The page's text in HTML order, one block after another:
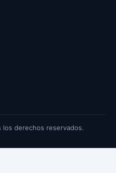
los derechos reservados.